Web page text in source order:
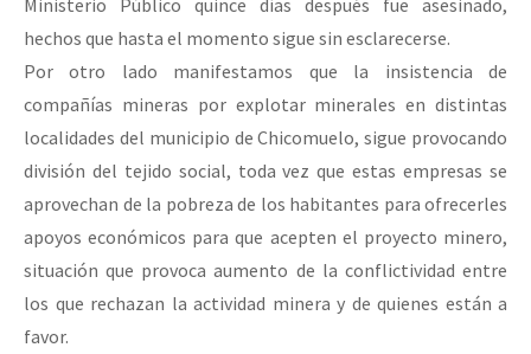
hechos que hasta el momento sigue sin esclarecerse.
Por otro lado manifestamos que la insistencia de
compañías mineras por explotar minerales en distintas
localidades del municipio de Chicomuelo, sigue provocando
división del tejido social, toda vez que estas empresas se
aprovechan de la pobreza de los habitantes para ofrecerles
apoyos económicos para que acepten el proyecto minero,
situación que provoca aumento de la conflictividad entre
los que rechazan la actividad minera y de quienes están a
favor.